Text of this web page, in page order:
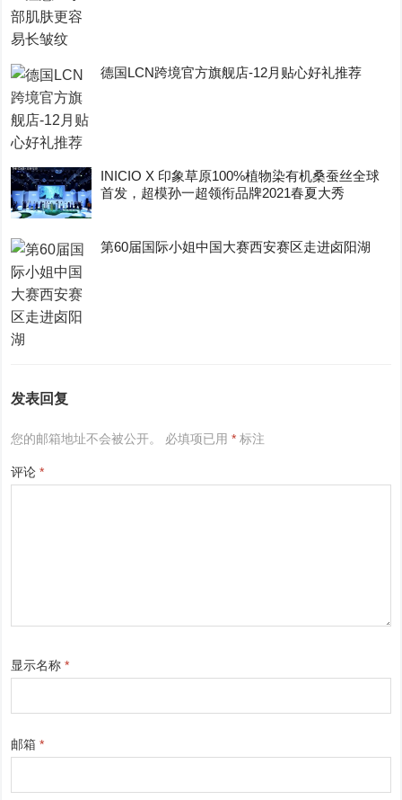
德国LCN跨境官方旗舰店-12月贴心好礼推荐
INICIO X 印象草原100%植物染有机桑蚕丝全球
首发，超模孙一超领衔品牌2021春夏大秀
第60届国际小姐中国大赛西安赛区走进卤阳湖
发表回复
您的邮箱地址不会被公开。 必填项已用* 标注
评论*
显示名称*
邮箱*